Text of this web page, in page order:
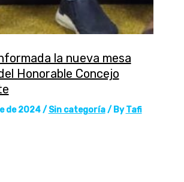
la nueva mesa
Honorable Concejo
de 2024/ Sin categoría/ ByTafi